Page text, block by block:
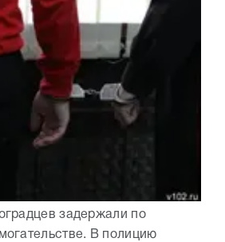
задержали по
В полицию